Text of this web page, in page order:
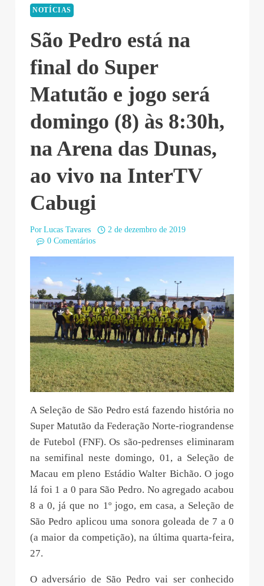
NOTÍCIAS
São Pedro está na
final do Super
Matutão e jogo será
domingo (8) às 8:30h,
na Arena das Dunas,
ao vivo na InterTV
Cabugi
Por Lucas Tavares
2 de dezembro de 2019
0 Comentários
A Seleção de São Pedro está fazendo história no
Super Matutão da Federação Norte-riograndense
de Futebol (FNF). Os são-pedrenses eliminaram
na semifinal neste domingo, 01, a Seleção de
Macau em pleno Estádio Walter Bichão. O jogo
lá foi 1 a 0 para São Pedro. No agregado acabou
8 a 0, já que no 1º jogo, em casa, a Seleção de
São Pedro aplicou uma sonora goleada de 7 a 0
(a maior da competição), na última quarta-feira,
27.
O adversário de São Pedro vai ser conhecido